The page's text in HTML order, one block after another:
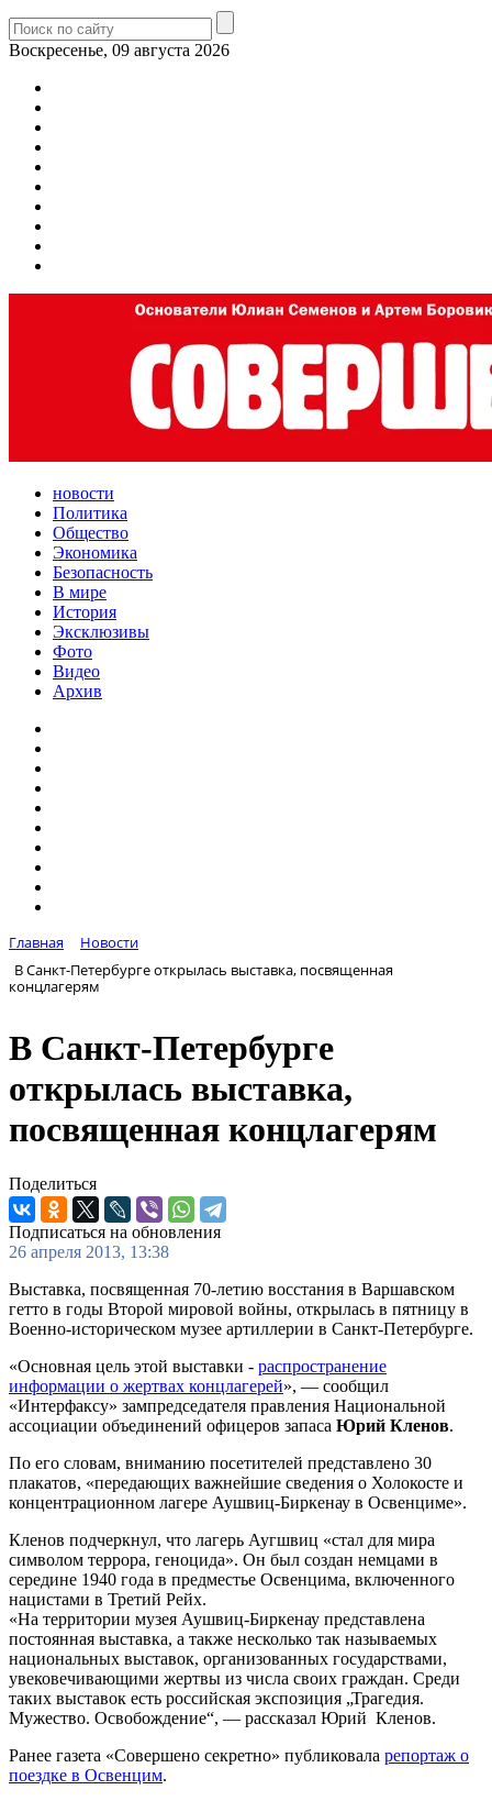
Воскресенье, 09 августа 2026
новости
Политика
Общество
Экономика
Безопасность
В мире
История
Эксклюзивы
Фото
Видео
Архив
Главная
Новости
В Санкт-Петербурге открылась выставка, посвященная
концлагерям
В Санкт-Петербурге
открылась выставка,
посвященная концлагерям
Поделиться
Подписаться на обновления
26 апреля 2013, 13:38
Выставка, посвященная 70-летию восстания в Варшавском
гетто в годы Второй мировой войны, открылась в пятницу в
Военно-историческом музее артиллерии в Санкт-Петербурге.
«Основная цель этой выставки - распространение
информации о жертвах концлагерей», — сообщил
«Интерфаксу» зампредседателя правления Национальной
ассоциации объединений офицеров запаса Юрий Кленов.
По его словам, вниманию посетителей представлено 30
плакатов, «передающих важнейшие сведения о Холокосте и
концентрационном лагере Аушвиц-Биркенау в Освенциме».
Кленов подчеркнул, что лагерь Аугшвиц «стал для мира
символом террора, геноцида». Он был создан немцами в
середине 1940 года в предместье Освенцима, включенного
нацистами в Третий Рейх.
«На территории музея Аушвиц-Биркенау представлена
постоянная выставка, а также несколько так называемых
национальных выставок, организованных государствами,
увековечивающими жертвы из числа своих граждан. Среди
таких выставок есть российская экспозиция „Трагедия.
Мужество. Освобождение“, — рассказал Юрий Кленов.
Ранее газета «Совершено секретно» публиковала репортаж о
поездке в Освенцим.